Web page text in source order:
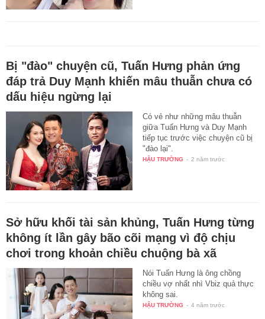
Bị "đào" chuyện cũ, Tuấn Hưng phản ứng
đáp trả Duy Mạnh khiến mâu thuẫn chưa có
dấu hiệu ngừng lại
Có vẻ như những mâu thuẫn
giữa Tuấn Hưng và Duy Mạnh
tiếp tục trước việc chuyện cũ bị
"đào lại".
HẬU TRƯỜNG - 2 năm trước
Sở hữu khối tài sản khủng, Tuấn Hưng từng
không ít lần gây bão cõi mạng vì độ chịu
chơi trong khoản chiều chuộng bà xã
Nói Tuấn Hưng là ông chồng
chiều vợ nhất nhì Vbiz quả thực
không sai.
HẬU TRƯỜNG - 4 năm trước